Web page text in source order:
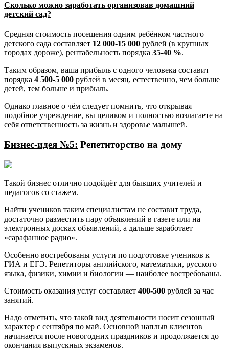
Сколько можно заработать организовав домашний
детский сад?
Средняя стоимость посещения одним ребёнком частного
детского сада составляет 12 000-15 000 рублей (в крупных
городах дороже), рентабельность порядка 35-40 %.
Таким образом, ваша прибыль с одного человека составит
порядка 4 500-5 000 рублей в месяц, естественно, чем больше
детей, тем больше и прибыль.
Однако главное о чём следует помнить, что открывая
подобное учреждение, вы целиком и полностью возлагаете на
себя ответственность за жизнь и здоровье малышей.
Бизнес-идея №5: Репетиторство на дому
Такой бизнес отлично подойдёт для бывших учителей и
педагогов со стажем.
Найти учеников таким специалистам не составит труда,
достаточно разместить пару объявлений в газете или на
электронных досках объявлений, а дальше заработает
«сарафанное радио».
Особенно востребованы услуги по подготовке учеников к
ГИА и ЕГЭ. Репетиторы английского, математики, русского
языка, физики, химии и биологии — наиболее востребованы.
Стоимость оказания услуг составляет 400-500 рублей за час
занятий.
Надо отметить, что такой вид деятельности носит сезонный
характер с сентября по май. Основной наплыв клиентов
начинается после новогодних праздников и продолжается до
окончания выпускных экзаменов.